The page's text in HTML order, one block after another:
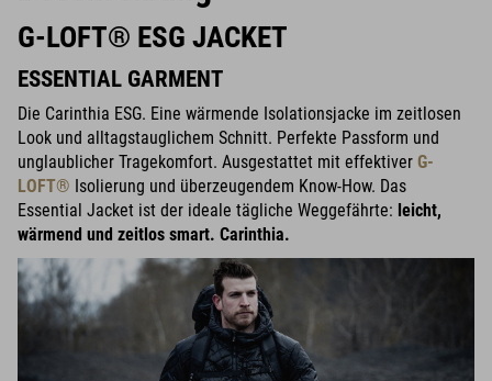
G-LOFT® ESG JACKET
ESSENTIAL GARMENT
Die Carinthia ESG. Eine wärmende Isolationsjacke im zeitlosen
Look und alltagstauglichem Schnitt. Perfekte Passform und
unglaublicher Tragekomfort. Ausgestattet mit effektiver G-
LOFT® Isolierung und überzeugendem Know-How. Das
Essential Jacket ist der ideale tägliche Weggefährte: leicht,
wärmend und zeitlos smart. Carinthia.